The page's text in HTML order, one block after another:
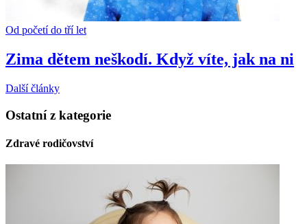
Od početí do tří let
Zima dětem neškodí. Když víte, jak na ni
Další články
Ostatní z kategorie
Zdravé rodičovství